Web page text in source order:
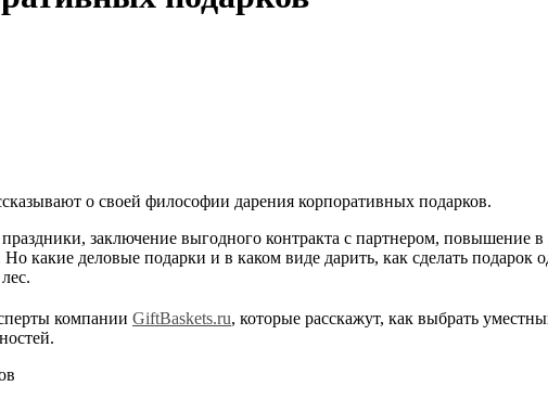
о своей философии дарения корпоративных подарков.
заключение выгодного контракта с партнером, повышение
Но какие деловые подарки и в каком виде дарить, как сделать
компании GiftBaskets.ru, которые расскажут, как выбрать